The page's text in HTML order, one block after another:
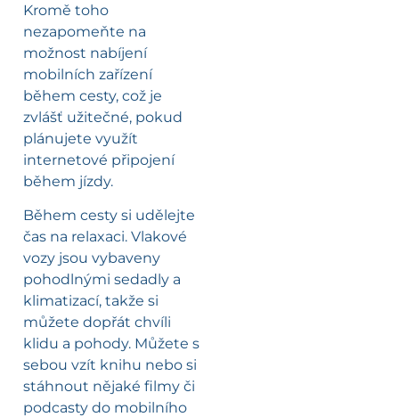
Kromě toho
nezapomeňte na
možnost nabíjení
mobilních zařízení
během cesty, což je
zvlášť užitečné, pokud
plánujete využít
internetové připojení
během jízdy.
Během cesty si udělejte
čas na relaxaci. Vlakové
vozy jsou vybaveny
pohodlnými sedadly a
klimatizací, takže si
můžete dopřát chvíli
klidu a pohody. Můžete s
sebou vzít knihu nebo si
stáhnout nějaké filmy či
podcasty do mobilního